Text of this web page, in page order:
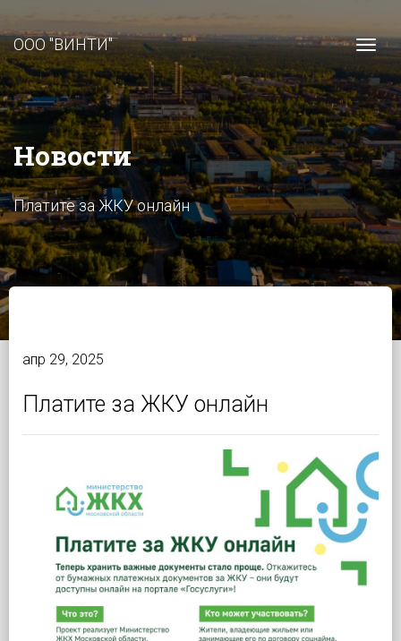
ООО "ВИНТИ"
Новости
Платите за ЖКУ онлайн
апр 29, 2025
Платите за ЖКУ онлайн